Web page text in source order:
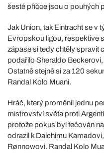
šesté příčce jsou o pouhých
Jak Union, tak Eintracht se v
Evropskou ligou, respektive
zápase si tedy chtěly spravit
podařilo Sheraldo
Ostatně stejně si za 120
Randal Kolo Muani.
Hráč, který proměnil jednu
mistrovství světa proti
protože pokus byl tečován
odrazil k Daichimu
Rønnowovi. Randal Kolo